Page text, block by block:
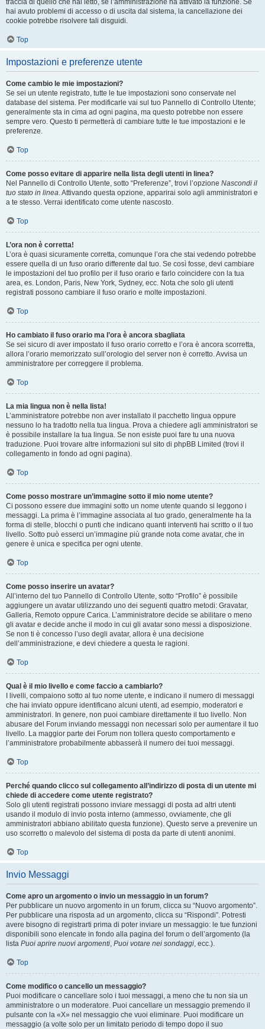
traccia di quello che hai letto, se l’amministrazione ha attivato la funzione. Se
hai avuto problemi di accesso o di uscita dal sistema, la cancellazione dei
cookie potrebbe risolvere tali disguidi.
Top
Impostazioni e preferenze utente
Come cambio le mie impostazioni?
Se sei un utente registrato, tutte le tue impostazioni sono conservate nel
database del sistema. Per modificarle vai sul tuo Pannello di Controllo Utente;
generalmente sta in cima ad ogni pagina, ma questo potrebbe non essere
sempre vero. Questo ti permetterà di cambiare tutte le tue impostazioni e le
preferenze.
Top
Come posso evitare di apparire nella lista degli utenti in linea?
Nel Pannello di Controllo Utente, sotto “Preferenze”, trovi l’opzione Nascondi il
tuo stato in linea. Attivando questa opzione, apparirai solo agli amministratori e
a te stesso. Verrai identificato come utente nascosto.
Top
L’ora non è corretta!
L’ora è quasi sicuramente corretta, comunque l’ora che stai vedendo potrebbe
essere quella di un fuso orario differente dal tuo. Se così fosse, devi cambiare
le impostazioni del tuo profilo per il fuso orario e farlo coincidere con la tua
area, es. London, Paris, New York, Sydney, ecc. Nota che solo gli utenti
registrati possono cambiare il fuso orario e molte impostazioni.
Top
Ho cambiato il fuso orario ma l’ora è ancora sbagliata
Se sei sicuro di aver impostato il fuso orario corretto e l’ora è ancora scorretta,
allora l’orario memorizzato sull’orologio del server non è corretto. Avvisa un
amministratore per correggere il problema.
Top
La mia lingua non è nella lista!
L’amministratore potrebbe non aver installato il pacchetto lingua oppure
nessuno lo ha tradotto nella tua lingua. Prova a chiedere agli amministratori se
è possibile installare la tua lingua. Se non esiste puoi fare tu una nuova
traduzione. Puoi trovare altre informazioni sul sito di phpBB Limited (trovi il
collegamento in fondo ad ogni pagina).
Top
Come posso mostrare un’immagine sotto il mio nome utente?
Ci possono essere due immagini sotto un nome utente quando si leggono i
messaggi. La prima è l’immagine associata al tuo grado, generalmente ha la
forma di stelle, blocchi o punti che indicano quanti interventi hai scritto o il tuo
livello. Sotto può esserci un’immagine più grande nota come avatar, che in
genere è unica e specifica per ogni utente.
Top
Come posso inserire un avatar?
All’interno del tuo Pannello di Controllo Utente, sotto “Profilo” è possibile
aggiungere un avatar utilizzando uno dei seguenti quattro metodi: Gravatar,
Galleria, Remoto oppure Carica. L’amministratore decide se abilitare o meno
gli avatar e decide anche il modo in cui gli avatar sono messi a disposizione.
Se non ti è concesso l’uso degli avatar, allora è una decisione
dell’amministrazione, e devi chiedere a questa le ragioni.
Top
Qual è il mio livello e come faccio a cambiarlo?
I livelli, compaiono sotto al tuo nome utente, e indicano il numero di messaggi
che hai inviato oppure identificano alcuni utenti, ad esempio, moderatori e
amministratori. In genere, non puoi cambiare direttamente il tuo livello. Non
abusare del Forum inviando messaggi non necessari solo per aumentare il tuo
livello. La maggior parte dei Forum non tollera questo comportamento e
l’amministratore probabilmente abbasserà il numero dei tuoi messaggi.
Top
Perché quando clicco sul collegamento all’indirizzo di posta di un utente mi
chiede di accedere come utente registrato?
Solo gli utenti registrati possono inviare messaggi di posta ad altri utenti
usando il modulo di invio posta interno (ammesso, ovviamente, che gli
amministratori abbiano abilitato questa funzione). Questo serve a prevenire un
uso scorretto o malevolo del sistema di posta da parte di utenti anonimi.
Top
Invio Messaggi
Come apro un argomento o invio un messaggio in un forum?
Per pubblicare un nuovo argomento in un forum, clicca su “Nuovo argomento”.
Per pubblicare una risposta ad un argomento, clicca su “Rispondi”. Potresti
avere bisogno di registrarti prima di poter inviare un messaggio: le tue funzioni
disponibili sono elencate in fondo alla pagina del forum o dell’argomento (la
lista Puoi aprire nuovi argomenti, Puoi votare nei sondaggi, ecc.).
Top
Come modifico o cancello un messaggio?
Puoi modificare o cancellare solo i tuoi messaggi, a meno che tu non sia un
amministratore o un moderatore. Puoi cancellare un messaggio premendo il
pulsante con la «X» nel messaggio che vuoi eliminare. Puoi modificare un
messaggio (a volte solo per un limitato periodo di tempo dopo il suo